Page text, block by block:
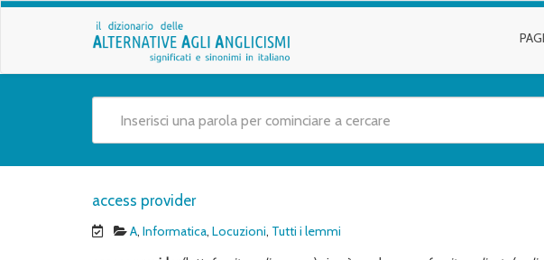
access provider
A, Informatica, Locuzioni, Tutti i lemmi